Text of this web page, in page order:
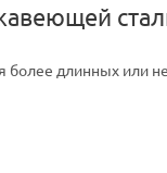
длинных или